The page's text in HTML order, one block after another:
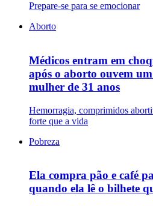
Prepare-se para se emocionar
Aborto
Médicos entram em
após o aborto ouvem
mulher de 31 anos
Hemorragia, comprimidos
forte que a vida
Pobreza
Ela compra pão e café
quando ela lê o bilhete